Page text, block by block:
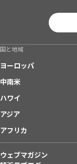
国と地域
ヨーロッパ
中南米
ハワイ
アジア
アフリカ
ウェブマガジン